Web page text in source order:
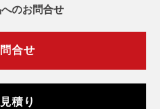
のお問合せ
合せ
積り